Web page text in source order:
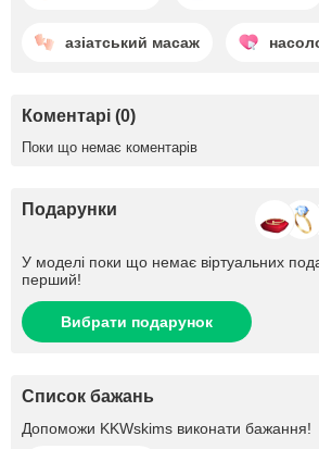
азіатський масаж
Коментарі (0)
Поки що немає коментарів
Подарунки
У моделі поки що немає віртуальних
перший!
Вибрати подарунок
Список бажань
Допоможи KKWskims виконати бажання!